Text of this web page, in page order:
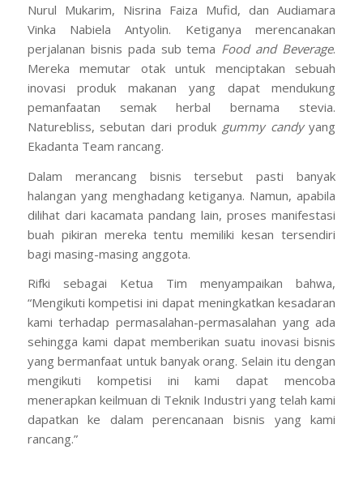
Nurul Mukarim, Nisrina Faiza Mufid, dan Audiamara
Vinka Nabiela Antyolin. Ketiganya merencanakan
perjalanan bisnis pada sub tema Food and Beverage.
Mereka memutar otak untuk menciptakan sebuah
inovasi produk makanan yang dapat mendukung
pemanfaatan semak herbal bernama stevia.
Naturebliss, sebutan dari produk gummy candyyang
Ekadanta Team rancang.
Dalam merancang bisnis tersebut pasti banyak
halangan yang menghadang ketiganya. Namun, apabila
dilihat dari kacamata pandang lain, proses manifestasi
buah pikiran mereka tentu memiliki kesan tersendiri
bagi masing-masing anggota.
Rifki sebagai Ketua Tim menyampaikan bahwa,
“Mengikuti kompetisi ini dapat meningkatkan kesadaran
kami terhadap permasalahan-permasalahan yang ada
sehingga kami dapat memberikan suatu inovasi bisnis
yang bermanfaat untuk banyak orang. Selain itu dengan
mengikuti kompetisi ini kami dapat mencoba
menerapkan keilmuan di Teknik Industri yang telah kami
dapatkan ke dalam perencanaan bisnis yang kami
rancang.”